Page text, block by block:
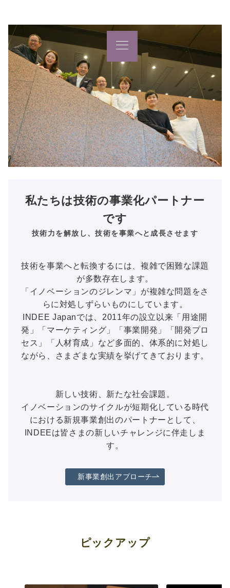
イノベーションコンサルティング × シードアクセラレーター
私たちは技術の事業化パートナー
です
技術力を解放し、技術を事業へと成長させます
技術を事業へと転換するには、複雑で困難な課題
が多数存在します。
「イノベーションのジレンマ」が複雑な問題をさ
らに対処しずらいものにしています。
INDEE Japanでは、2011年の設立以来「用途開
発」「マーケティング」「事業開発」「開発プロ
セス」「人材育成」など多面的、体系的に対処し
ながら、さまざまな実績を挙げてきております。
新しい技術、新たな社会課題。
イノベーションのサイクルが短期化している時代
における新規事業創出のパートナーとして、
INDEEは皆さまの新しいチャレンジに伴走しま
す。
新事業創出アプローチ
ピックアップ